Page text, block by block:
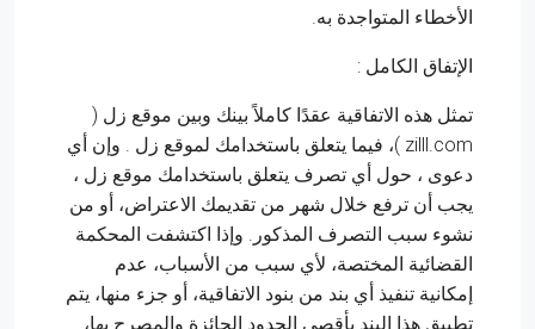
الأخطاء المتواجدة به.
الإتفاق الكامل :
تمثل هذه الاتفاقية عقدًا كاملاً بينك وبين موقع زل (
zilll.com )، فيما يتعلق باستخدامك لموقع زل . وإن أي
دعوى ، حول أي تصرف يتعلق باستخدامك موقع زل ،
يجب أن ترفع خلال شهر من تقديمك الاعتراض، أو من
نشوء سبب التصرف المذكور. وإذا اكتشفت المحكمة
القضائية المختصة، لأي سبب من الأسباب، عدم
إمكانية تنفيذ أي بند من بنود الاتفاقية، أو جزء منها، يتم
تطبيق هذا البند بأقصى الحدود الجائزة والمصرح بها،